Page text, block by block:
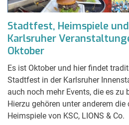
Stadtfest, Heimspiele
Karlsruher
Oktober
Es ist Oktober und hier findet
Stadtfest in der Karlsruher
auch noch mehr Events, die es zu
Hierzu gehören unter anderem
Heimspiele von KSC, LIONS & Co.